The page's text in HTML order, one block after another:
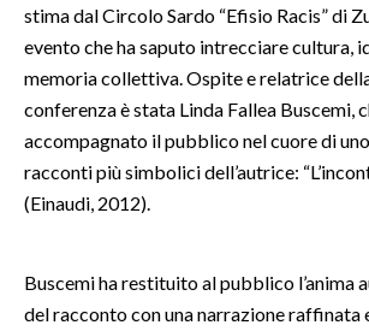
SARDEGNA TURISMO
SARDI NEL MONDO
NOTIZIE
3 MINUTI CON
stima dal Circolo Sardo “Efisio Racis” di
evento che ha saputo intrecciare cultura,
memoria collettiva. Ospite e relatrice
conferenza è stata Linda Fallea Buscemi,
accompagnato il pubblico nel cuore di
racconti più simbolici dell’autrice:
(Einaudi, 2012).
Buscemi ha restituito al pubblico l’anima
del racconto con una narrazione raffinata